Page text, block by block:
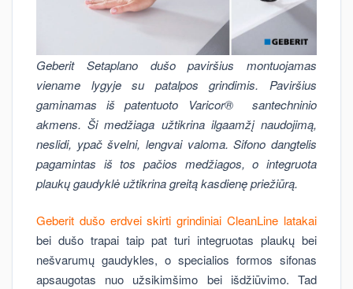
Geberit Setaplano dušo paviršius montuojamas
viename lygyje su patalpos grindimis. Paviršius
gaminamas iš patentuoto Varicor® santechninio
akmens. Ši medžiaga užtikrina ilgaamžį naudojimą,
neslidi, ypač švelni, lengvai valoma. Sifono dangtelis
pagamintas iš tos pačios medžiagos, o integruota
plaukų gaudyklė užtikrina greitą kasdienę priežiūrą.
Geberit dušo erdvei skirti grindiniai CleanLine latakai
bei dušo trapai taip pat turi integruotas plaukų bei
nešvarumų gaudykles, o specialios formos sifonas
apsaugotas nuo užsikimšimo bei išdžiūvimo. Tad